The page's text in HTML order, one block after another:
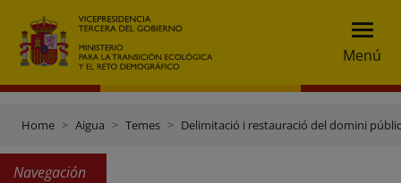
Menú
Home Aigua Temes Delimitació i restauració del domini
Navegación